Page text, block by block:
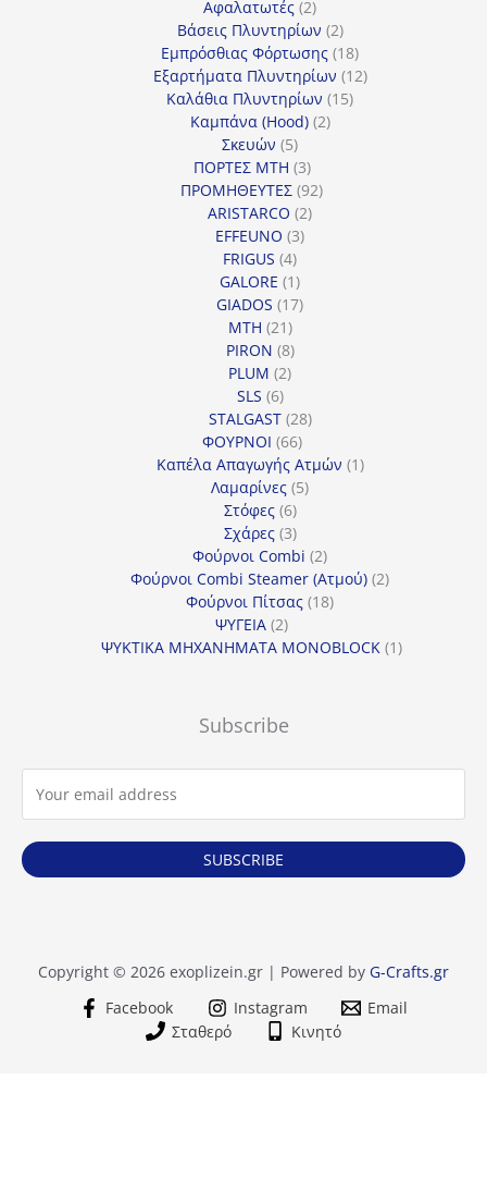
προϊόντα
Αφαλατωτές 22
προϊόντα
Βάσεις Πλυντηρίων 22
προϊόντα
Εμπρόσθιας Φόρτωσης 1818
προϊόντα
Εξαρτήματα Πλυντηρίων 1212
Καλάθια Πλυντηρίων 1515
Καμπάνα (Hood) 22
Σκευών 55
προϊόντα
ΠΟΡΤΕΣ MTH 33
προϊόντα
ΠΡΟΜΗΘΕΥΤΕΣ 9292
ARISTARCO 22
EFFEUNO 33
FRIGUS 44
προϊόντα
GALORE 11
προϊόν
GIADOS 1717
MTH 2121
προϊόντα
PIRON 88
προϊόντα
PLUM 22
SLS 66
προϊόντα
STALGAST 2828
ΦΟΥΡΝΟΙ 6666
προϊόντα
Καπέλα Απαγωγής Ατμών 11
Λαμαρίνες 55
Στόφες 66
προϊόντα
Σχάρες 33
προϊόντα
Φούρνοι Combi 22
προϊόντα
Φούρνοι Combi Steamer (Ατμού) 22
Φούρνοι Πίτσας 1818
ΨΥΓΕΙΑ 22
προϊόντα
ΨΥΚΤΙΚΑ ΜΗΧΑΝΗΜΑΤΑ MONOBLOCK 11
Subscribe
SUBSCRIBE
Copyright © 2026 exoplizein.gr | Powered by G-Crafts.gr
Facebook
Instagram
Email
Σταθερό
Κινητό